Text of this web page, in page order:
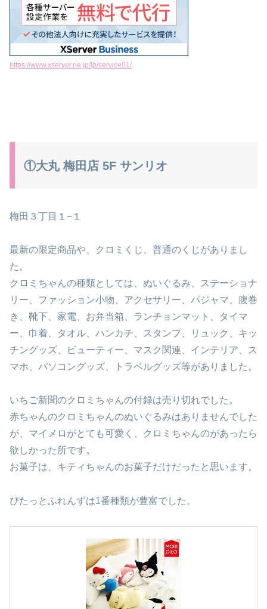
https://www.xserver.ne.jp/lp/service01/
①大丸 梅田店 5F サンリオ
梅田３丁目１−１
最新の限定商品や、クロミくじ、普通のくじがありまし
た。
クロミちゃんの種類としては、ぬいぐるみ、ステーショナ
リー、ファッション小物、アクセサリー、パジャマ、腹巻
き、靴下、家電、お弁当箱、ランチョンマット、タイマ
ー、巾着、タオル、ハンカチ、スタンプ、リュック、キッ
チングッズ、ビューティー、マスク関連、インテリア、ス
マホ、パソコングッズ、トラベルグッズ等がありました。
いちご新聞のクロミちゃんの付録は売り切れでした。
赤ちゃんのクロミちゃんのぬいぐるみはありませんでした
が、マイメロがとても可愛く、クロミちゃんのがあったら
欲しかった所です。
お菓子は、キティちゃんのお菓子だけだったと思います。
ぴたっとふれんずは1番種類が豊富でした。